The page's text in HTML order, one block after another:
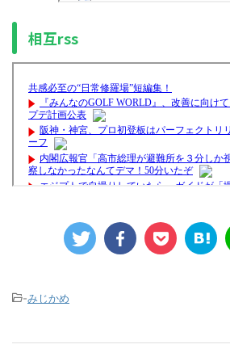
相互rss
-みじかめ